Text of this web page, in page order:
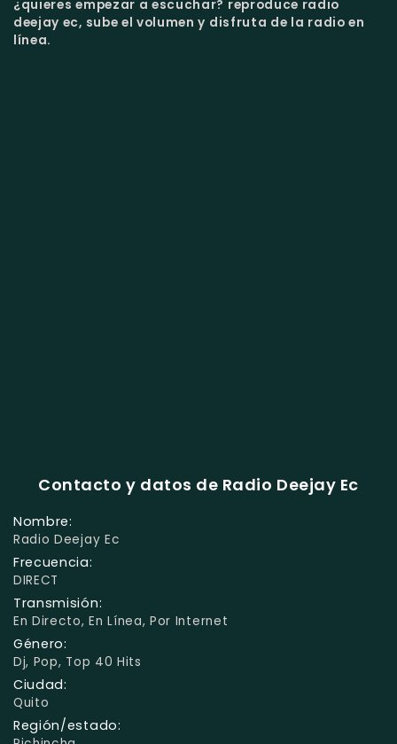
¿quieres empezar a escuchar? reproduce radio
deejay ec, sube el volumen y disfruta de la radio en
línea.
Contacto y datos de Radio Deejay Ec
Nombre:
Radio Deejay Ec
Frecuencia:
DIRECT
Transmisión:
En Directo, En Línea, Por Internet
Género:
Dj, Pop, Top 40 Hits
Ciudad:
Quito
Región/estado: